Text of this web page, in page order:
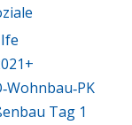
Tag 1